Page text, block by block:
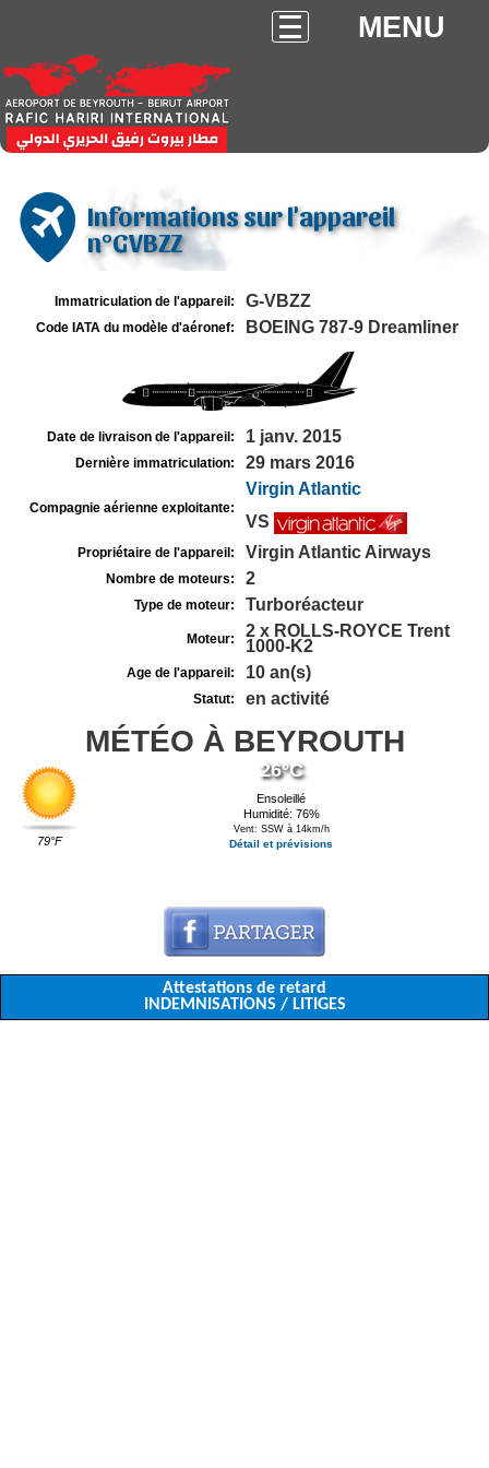
MENU
Informations sur l'appareil
n°GVBZZ
Immatriculation de l'appareil: G-VBZZ
Code IATA du modèle d'aéronef: BOEING 787-9 Dreamliner
Date de livraison de l'appareil: 1 janv. 2015
Dernière immatriculation: 29 mars 2016
Compagnie aérienne exploitante:
Virgin Atlantic
VS
Propriétaire de l'appareil: Virgin Atlantic Airways
Nombre de moteurs: 2
Type de moteur: Turboréacteur
Moteur:
2 x ROLLS-ROYCE Trent
1000-K2
Age de l'appareil: 10 an(s)
Statut: en activité
MÉTÉO À BEYROUTH
79°F
26°C
Ensoleillé
Humidité: 76%
Vent: SSW à 14km/h
Détail et prévisions
Attestations de retard
INDEMNISATIONS / LITIGES